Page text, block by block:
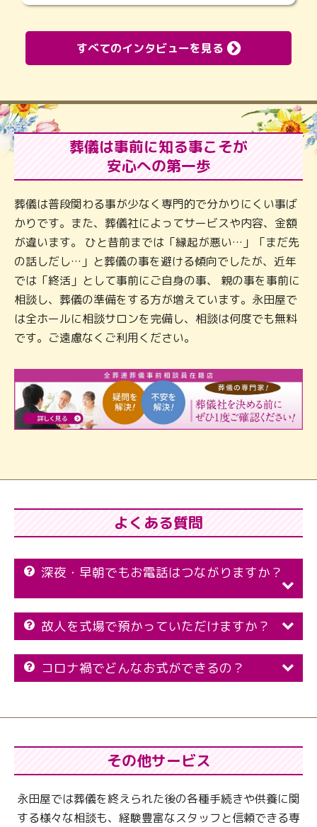
すべてのインタビューを見る
葬儀は事前に知る事こそが
安心への第一歩
葬儀は普段関わる事が少なく専門的で分かりにくい事ば
かりです。また、葬儀社によってサービスや内容、金額
が違います。 ひと昔前までは「縁起が悪い…」「まだ先
の話しだし…」と葬儀の事を避ける傾向でしたが、近年
では「終活」として事前にご自身の事、 親の事を事前に
相談し、葬儀の準備をする方が増えています。永田屋で
は全ホールに相談サロンを完備し、相談は何度でも無料
です。ご遠慮なくご利用ください。
よくある質問
深夜・早朝でもお電話はつながりますか？
故人を式場で預かっていただけますか？
コロナ禍でどんなお式ができるの？
その他サービス
永田屋では葬儀を終えられた後の各種手続きや供養に関
する様々な相談も、 経験豊富なスタッフと信頼できる専